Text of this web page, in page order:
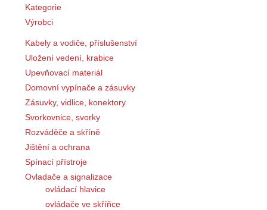
Kategorie
Výrobci
Kabely a vodiče, příslušenství
Uložení vedení, krabice
Upevňovací materiál
Domovní vypínače a zásuvky
Zásuvky, vidlice, konektory
Svorkovnice, svorky
Rozváděče a skříně
Jištění a ochrana
Spínací přístroje
Ovladače a signalizace
ovládací hlavice
ovládače ve skříňce